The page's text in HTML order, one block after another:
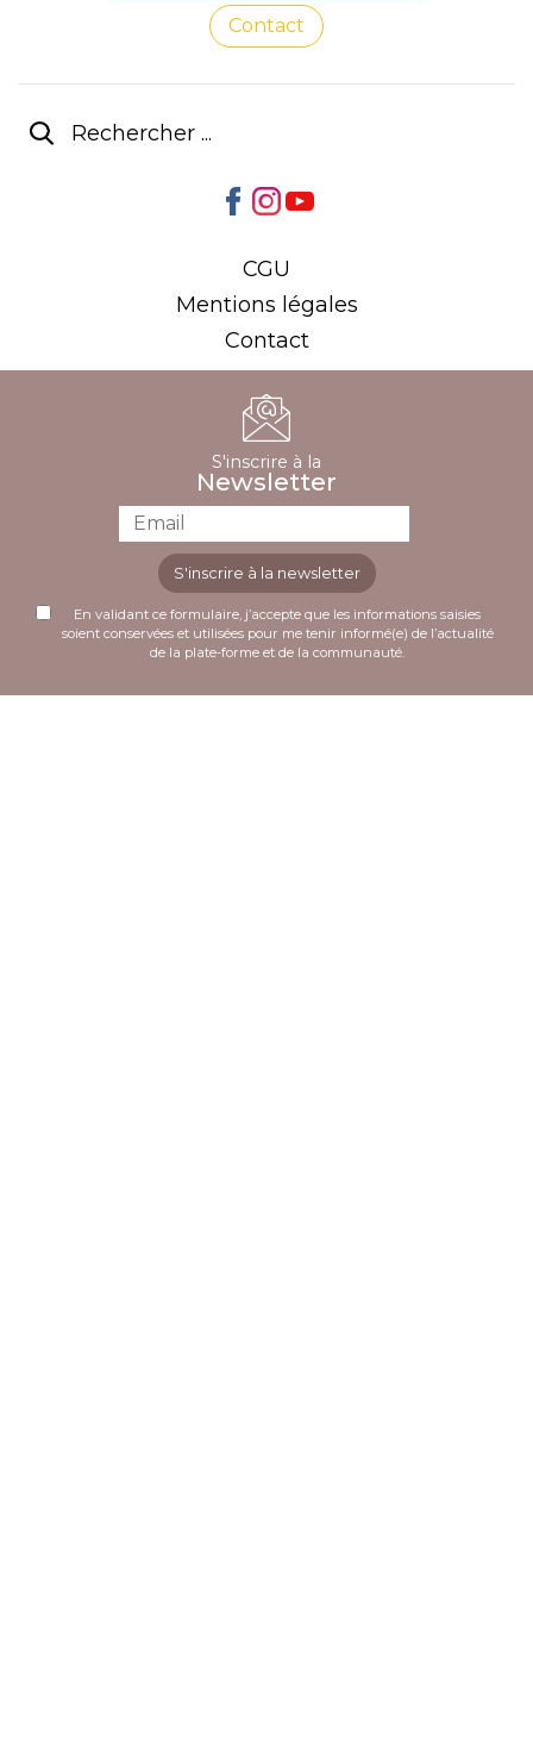
Contact
CGU
Mentions légales
Contact
S'inscrire à la
Newsletter
S'inscrire à la newsletter
En validant ce formulaire, j’accepte que les informations saisies
soient conservées et utilisées pour me tenir informé(e) de l’actualité
de la plate-forme et de la communauté.